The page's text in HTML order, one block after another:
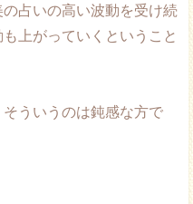
占いの高い波動を受け続
上がっていくということ
ういうのは鈍感な方で